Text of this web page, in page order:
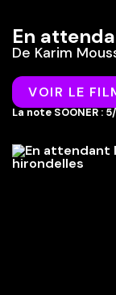
En
De Karim
VOIR LE
La note SOONER :